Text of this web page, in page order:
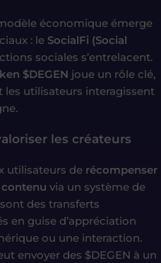
économique émerge
: le SocialFi (Social
sociales s’entrelacent.
$DEGEN joue un rôle clé,
utilisateurs interagissent
les créateurs
utilisateurs de récompenser
via un système de
des transferts
en guise d’appréciation
ou une interaction.
envoyer des $DEGEN à un